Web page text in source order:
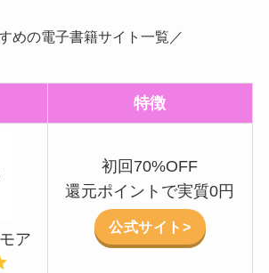
めの電子書籍サイト一覧／
特徴
ア
初回70%OFF
還元ポイントで実質0円
公式サイト>